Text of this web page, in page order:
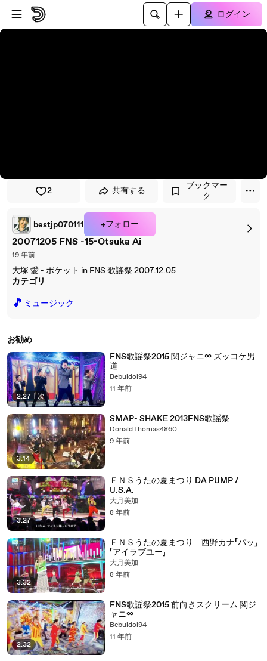
プレイヤーにスキップ
メインコンテンツにスキップ
ログイン
2 共有する
ブックマー
ク
bestjp070111 +フォロー
20071205 FNS -15-Otsuka Ai
19 年前
大塚 愛 - ポケット in FNS 歌謠祭 2007.12.05
カテゴリ
🎵 ミュージック
お勧め
2:27 | 次
FNS歌謡祭2015 関ジャニ∞ ズッコケ男
道
Bebuidoi94
11 年前
3:14
SMAP- SHAKE 2013FNS歌謡祭
DonaldThomas4860
9 年前
3:27
ＦＮＳうたの夏まつり DA PUMP /
U.S.A.
大月美加
8 年前
3:32
ＦＮＳうたの夏まつり 西野カナ「パッ」
「アイラブユー」
大月美加
8 年前
2:32
FNS歌謡祭2015 前向きスクリーム 関ジ
ャニ∞
Bebuidoi94
11 年前